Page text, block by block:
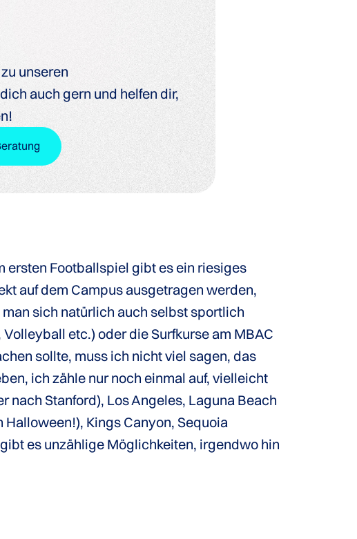
unseren
auch gern und helfen dir,
ersten Footballspiel gibt es ein riesiges
auf dem Campus ausgetragen werden,
sich natürlich auch selbst sportlich
etc.) oder die Surfkurse am MBAC
sollte, muss ich nicht viel sagen, das
ich zähle nur noch einmal auf, vielleicht
nach Stanford), Los Angeles, Laguna Beach
Kings Canyon, Sequoia
es unzählige Möglichkeiten, irgendwo hin